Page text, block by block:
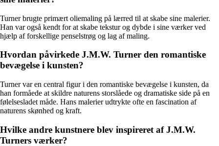
Turner brugte primært oliemaling på lærred til at skabe sine malerier.
Han var også kendt for at skabe tekstur og dybde i sine værker ved
hjælp af forskellige penselstrøg og lag af maling.
Hvordan påvirkede J.M.W. Turner den romantiske
bevægelse i kunsten?
Turner var en central figur i den romantiske bevægelse i kunsten, da
han formåede at skildre naturens storslåede og dramatiske side på en
følelsesladet måde. Hans malerier udtrykte ofte en fascination af
naturens skønhed og kraft.
Hvilke andre kunstnere blev inspireret af J.M.W.
Turners værker?